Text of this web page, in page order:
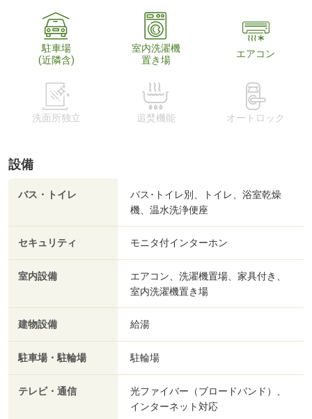
駐車場
(近隣含)
室内洗濯機
置き場
エアコン
洗面所独立 追焚機能 オートロック
設備
バス・トイレ
バス･トイレ別、トイレ、浴室乾燥
機、温水洗浄便座
セキュリティ モニタ付インターホン
室内設備
エアコン、洗濯機置場、家具付き、
室内洗濯機置き場
建物設備 給湯
駐車場・駐輪場 駐輪場
テレビ・通信
光ファイバー（ブロードバンド）、
インターネット対応